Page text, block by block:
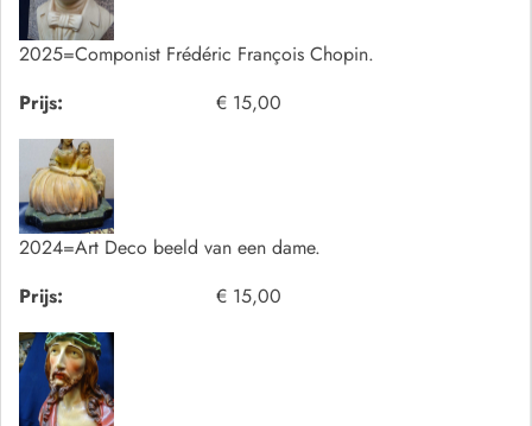
2025=Componist Frédéric François Chopin.
Prijs:
€ 15,00
2024=Art Deco beeld van een dame.
Prijs:
€ 15,00